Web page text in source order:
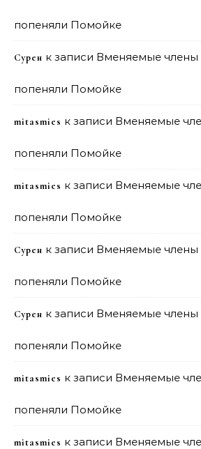
попеняли Помойке
Сурен к записи Вменяемые члены
попеняли Помойке
mitasmies к записи Вменяемые
попеняли Помойке
mitasmies к записи Вменяемые
попеняли Помойке
Сурен к записи Вменяемые члены
попеняли Помойке
Сурен к записи Вменяемые члены
попеняли Помойке
mitasmies к записи Вменяемые
попеняли Помойке
mitasmies к записи Вменяемые